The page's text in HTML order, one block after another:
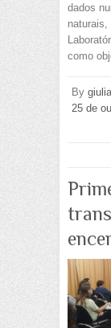
dados
como
By
25 de